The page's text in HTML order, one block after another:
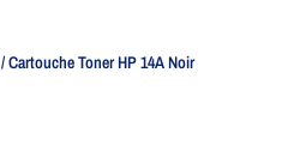
/ Cartouche Toner HP 14A Noir